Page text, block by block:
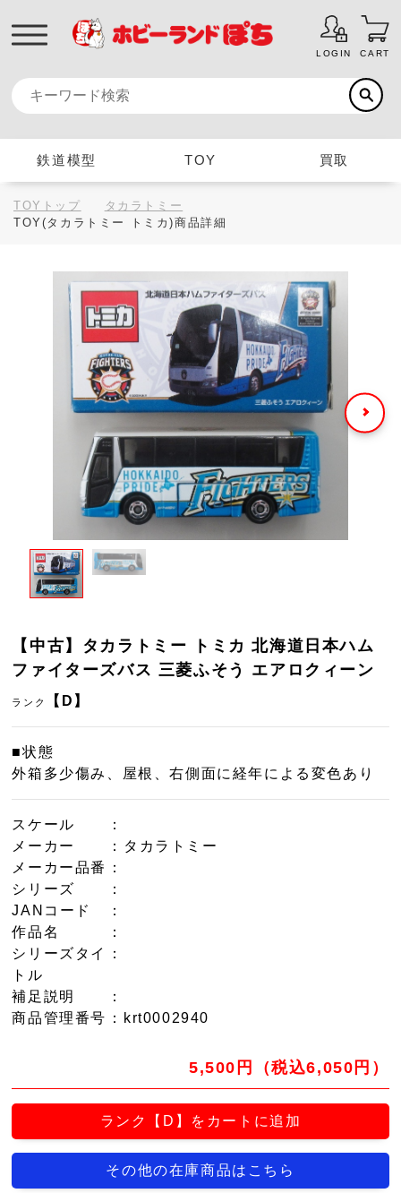
LOGIN CART
鉄道模型 TOY 買取
TOYトップ
タカラトミー
TOY(タカラトミー トミカ)商品詳細
【中古】タカラトミー トミカ 北海道日本ハム
ファイターズバス 三菱ふそう エアロクィーン
ランク 【D】
■状態
外箱多少傷み、屋根、右側面に経年による変色あり
スケール
：
メーカー
：タカラトミー
メーカー品番
：
シリーズ
：
JANコード
：
作品名
：
シリーズタイ
トル
：
補足説明
：
商品管理番号 ：krt0002940
5,500円（税込6,050円）
ランク【D】をカートに追加
その他の在庫商品はこちら